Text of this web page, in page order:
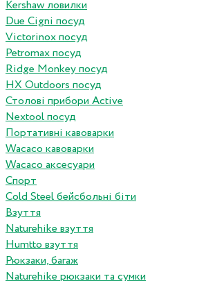
Kershaw ловилки
Due Cigni посуд
Victorinox посуд
Petromax посуд
Ridge Monkey посуд
HX Outdoors посуд
Столові прибори Active
Nextool посуд
Портативні кавоварки
Wacaco кавоварки
Wacaco аксесуари
Спорт
Cold Steel бейсбольні біти
Взуття
Naturehike взуття
Humtto взуття
Рюкзаки, багаж
Naturehike рюкзаки та сумки